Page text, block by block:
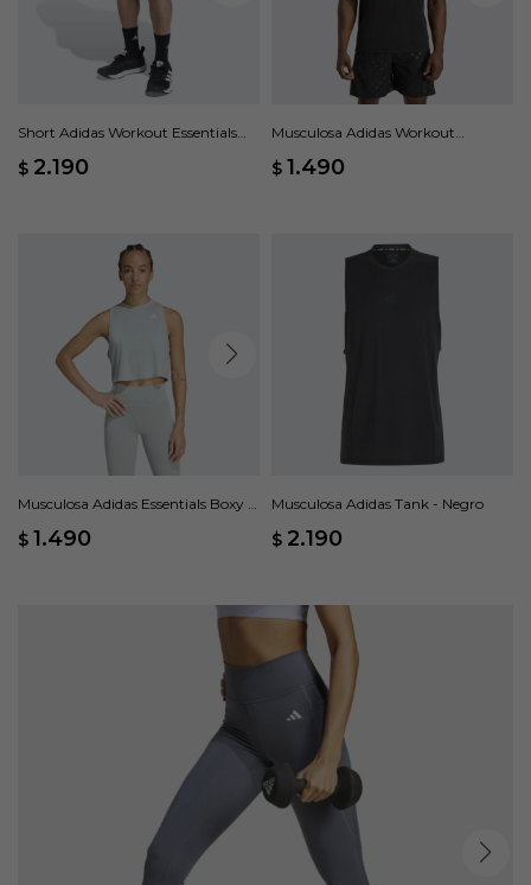
Short Adidas Workout Essentials
$ 2.190
Musculosa Adidas Workout
$ 1.490
Musculosa Adidas Essentials Boxy -
$ 1.490
Musculosa Adidas Tank - Negro
$ 2.190